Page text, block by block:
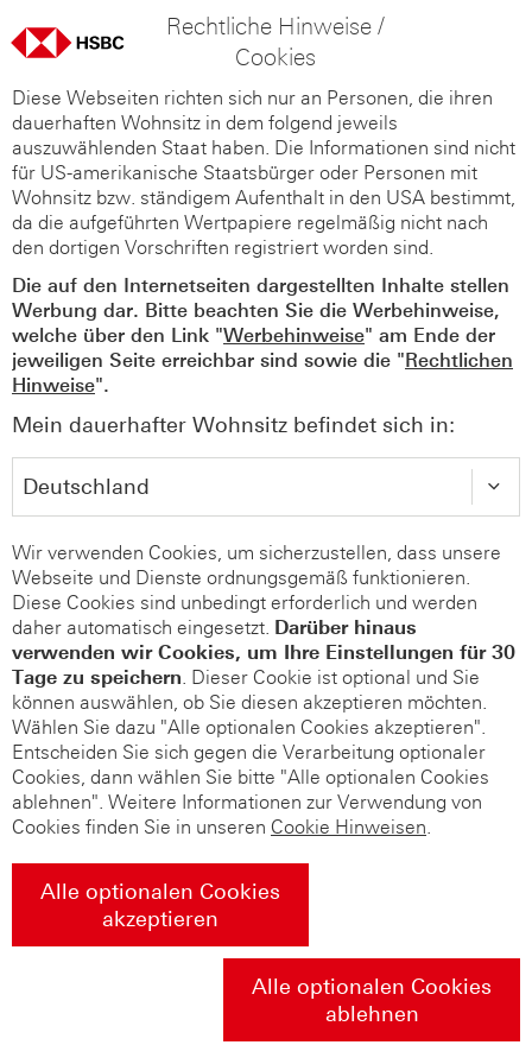
Rechtliche Hinweise /
Cookies
Diese Webseiten richten sich nur an Personen, die ihren
dauerhaften Wohnsitz in dem folgend jeweils
auszuwählenden Staat haben. Die Informationen sind nicht
für US-amerikanische Staatsbürger oder Personen mit
Wohnsitz bzw. ständigem Aufenthalt in den USA bestimmt,
da die aufgeführten Wertpapiere regelmäßig nicht nach
den dortigen Vorschriften registriert worden sind.
Die auf den Internetseiten dargestellten Inhalte stellen
Werbung dar. Bitte beachten Sie die Werbehinweise,
welche über den Link "Werbehinweise" am Ende der
jeweiligen Seite erreichbar sind sowie die "Rechtlichen
Hinweise".
Mein dauerhafter Wohnsitz befindet sich in:
Wir verwenden Cookies, um sicherzustellen, dass unsere
Webseite und Dienste ordnungsgemäß funktionieren.
Diese Cookies sind unbedingt erforderlich und werden
daher automatisch eingesetzt. Darüber hinaus
verwenden wir Cookies, um Ihre Einstellungen für 30
Tage zu speichern. Dieser Cookie ist optional und Sie
können auswählen, ob Sie diesen akzeptieren möchten.
Wählen Sie dazu "Alle optionalen Cookies akzeptieren".
Entscheiden Sie sich gegen die Verarbeitung optionaler
Cookies, dann wählen Sie bitte "Alle optionalen Cookies
ablehnen". Weitere Informationen zur Verwendung von
Cookies finden Sie in unseren Cookie Hinweisen.
Alle optionalen Cookies
akzeptieren
Alle optionalen Cookies
ablehnen